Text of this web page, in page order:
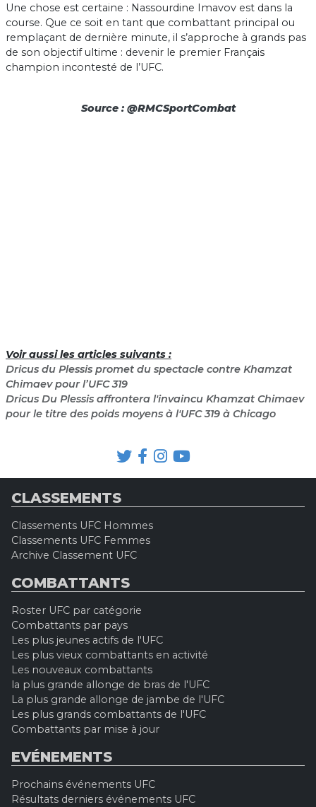
Une chose est certaine : Nassourdine Imavov est dans la
course. Que ce soit en tant que combattant principal ou
remplaçant de dernière minute, il s’approche à grands pas
de son objectif ultime : devenir le premier Français
champion incontesté de l’UFC.
Source : @RMCSportCombat
Voir aussi les articles suivants :
Dricus du Plessis promet du spectacle contre Khamzat
Chimaev pour l’UFC 319
Dricus Du Plessis affrontera l'invaincu Khamzat Chimaev
pour le titre des poids moyens à l'UFC 319 à Chicago
CLASSEMENTS
Classements UFC Hommes
Classements UFC Femmes
Archive Classement UFC
COMBATTANTS
Roster UFC par catégorie
Combattants par pays
Les plus jeunes actifs de l'UFC
Les plus vieux combattants en activité
Les nouveaux combattants
la plus grande allonge de bras de l'UFC
La plus grande allonge de jambe de l'UFC
Les plus grands combattants de l'UFC
Combattants par mise à jour
EVÉNEMENTS
Prochains événements UFC
Résultats derniers événements UFC